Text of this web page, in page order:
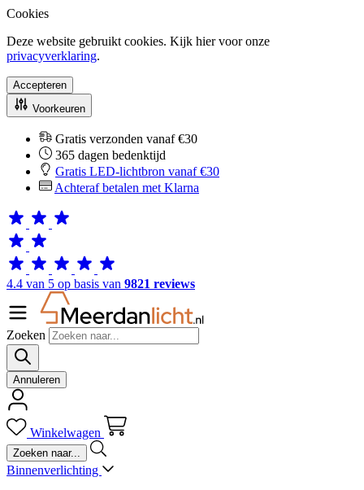
Cookies
Deze website gebruikt cookies. Kijk hier voor onze
privacyverklaring.
Accepteren
Voorkeuren
Gratis verzonden vanaf €30
365 dagen bedenktijd
Gratis LED-lichtbron vanaf €30
Achteraf betalen met Klarna
4.4 van 5 op basis van 9821 reviews
Zoeken
Annuleren
Winkelwagen
Binnenverlichting